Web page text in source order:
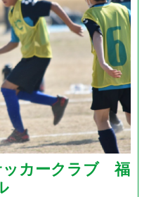
ッカークラブ 福